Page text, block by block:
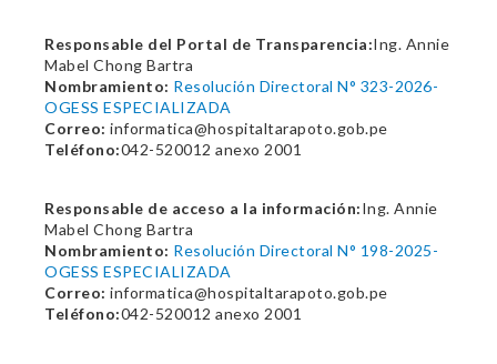
Responsable del Portal de Transparencia:Ing. Annie
Mabel Chong Bartra
Nombramiento: Resolución Directoral N° 323-2026-
OGESS ESPECIALIZADA
Correo: informatica@hospitaltarapoto.gob.pe
Teléfono:042-520012 anexo 2001
Responsable de acceso a la información:Ing. Annie
Mabel Chong Bartra
Nombramiento: Resolución Directoral N° 198-2025-
OGESS ESPECIALIZADA
Correo: informatica@hospitaltarapoto.gob.pe
Teléfono:042-520012 anexo 2001